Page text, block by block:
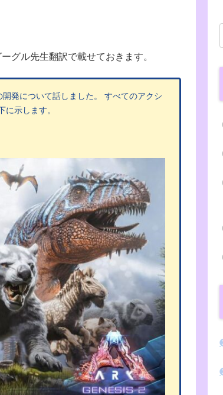
グル先生翻訳で載せておきます。
発について話しました。 すべてのアクシ
示します。